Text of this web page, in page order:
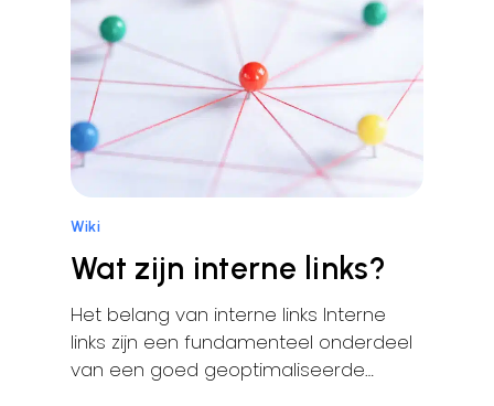
Wiki
Wat zijn interne links?
Het belang van interne links Interne
links zijn een fundamenteel onderdeel
van een goed geoptimaliseerde…